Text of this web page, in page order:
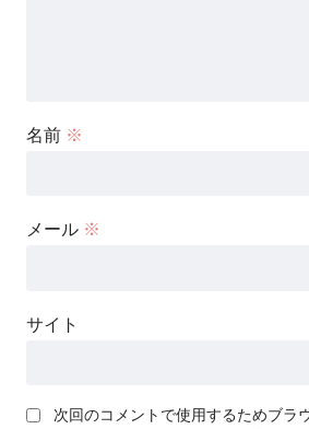
名前 ※
メール ※
サイト
次回のコメントで使用するためブラ